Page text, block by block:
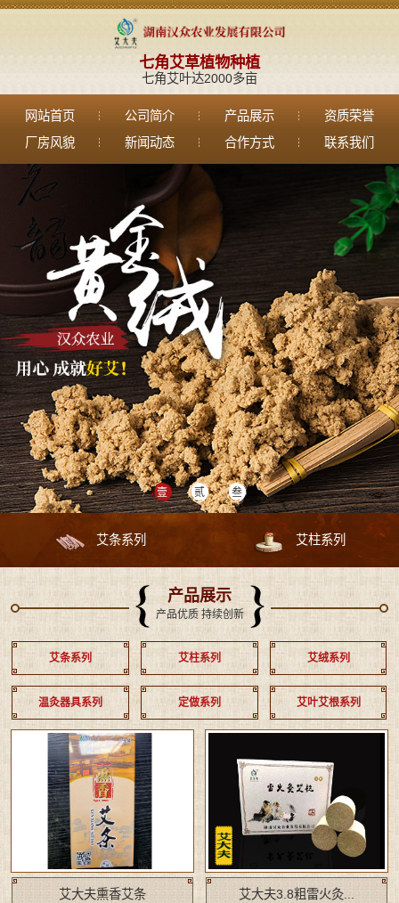
七角艾草植物种植
七角艾叶达2000多亩
网站首页 公司简介 产品展示
资质荣誉
厂房风貌
新闻动态 合作方式 联系我们
艾条系列 艾柱系列
产品展示
产品优质 持续创新
艾条系列 艾柱系列 艾绒系列
温灸器具系列 定做系列 艾叶艾根系列
艾大夫熏香艾条 艾大夫3.8粗雷火灸...